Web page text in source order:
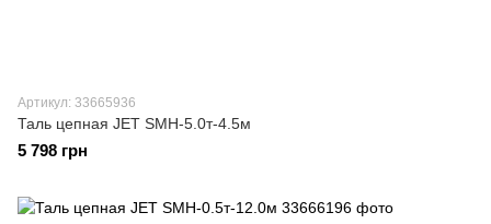
Артикул: 33665936
Таль цепная JET SMH-5.0т-4.5м
5 798 грн